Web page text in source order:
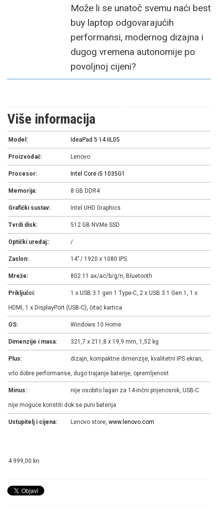
Može li se unatoč svemu naći best
buy laptop odgovarajućih
performansi, modernog dizajna i
dugog vremena autonomije po
povoljnoj cijeni?
Više informacija
Model: IdeaPad 5 14 IIL05
Proizvođač: Lenovo
Procesor: Intel Core i5 1035G1
Memorija: 8 GB DDR4
Grafički sustav: Intel UHD Graphics
Tvrdi disk: 512 GB NVMe SSD
Optički uređaj:: /
Zaslon: 14’’ / 1920 x 1080 IPS
Mreže: 802.11 ax/ac/b/g/n, Bluetooth
Priključci: 1 x USB 3.1 gen 1 Type-C, 2 x USB 3.1 Gen 1, 1 x
HDMI, 1 x DisplayPort (USB-C), čitač kartica
OS: Windows 10 Home
Dimenzije i masa: 321,7 x 211,8 x 19,9 mm, 1,52 kg
Plus: dizajn, kompaktne dimenzije, kvalitetni IPS ekran,
vrlo dobre performanse, dugo trajanje baterije, opremljenost
Minus: nije osobito lagan za 14-inčni prijenosnik, USB-C
nije moguće koristiti dok se puni baterija
Ustupitelj i cijena: Lenovo store,www.lenovo.com
4.999,00 kn